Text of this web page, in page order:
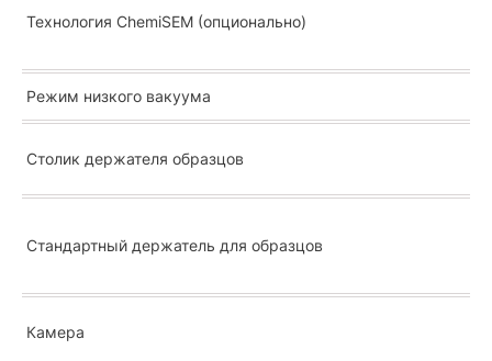
Технология ChemiSEM (опционально)
Режим низкого вакуума
Столик держателя образцов
Стандартный держатель для образцов
Камера